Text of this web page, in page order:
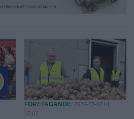
FÖRETAGANDE 2026-08-07 KL.
15:07